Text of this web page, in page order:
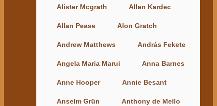
Alister Mcgrath Allan Kardec
Allan Pease Alon Gratch
Andrew Matthews András Fekete
Angela Maria Marui Anna Barnes
Anne Hooper Annie Besant
Anselm Grün Anthony de Mello